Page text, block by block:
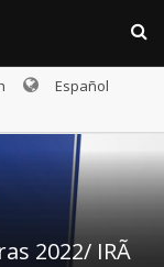
Español
2022/ IRÃ